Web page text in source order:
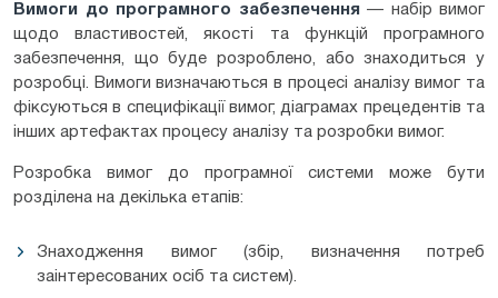
Вимоги до програмного забезпечення— набір вимог
щодо властивостей, якості та функцій програмного
забезпечення, що буде розроблено, або знаходиться у
розробці. Вимоги визначаються в процесі аналізу вимог та
фіксуються в специфікації вимог, діаграмах прецедентів та
інших артефактах процесу аналізу та розробки вимог.
Розробка вимог до програмної системи може бути
розділена на декілька етапів:
Знаходження вимог (збір, визначення потреб
заінтересованих осіб та систем).